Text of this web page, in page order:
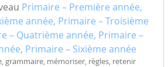
Primaire – Première année,
année, Primaire – Troisième
– Quatrième année, Primaire –
Primaire – Sixième année
grammaire, mémoriser, règles, retenir